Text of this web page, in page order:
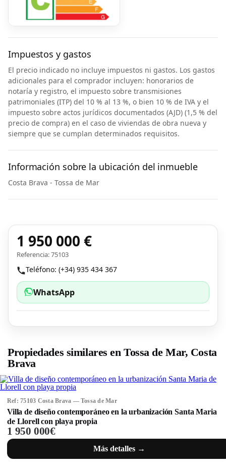
Impuestos y gastos
El precio indicado no incluye impuestos ni gastos. Los gastos
adicionales para el comprador incluyen: honorarios de
notaría y registro, el impuesto sobre transmisiones
patrimoniales (ITP) del 10 % al 13 %, o bien 10 % de IVA y el
impuesto sobre actos jurídicos documentados (AJD) (1,5 % del
precio de compra) en el caso de viviendas de obra nueva y
siempre que se cumplan determinados requisitos.
Información sobre la ubicación del inmueble
Costa Brava - Tossa de Mar
1 950 000 €
Referencia: 75103
Teléfono: (+34) 935 434 367
WhatsApp
Propiedades similares en Tossa de Mar, Costa
Brava
Ref: 75103 Costa Brava — Tossa de Mar
Villa de diseño contemporáneo en la urbanización Santa Maria
de Llorell con playa propia
1 950 000€
Más detalles →